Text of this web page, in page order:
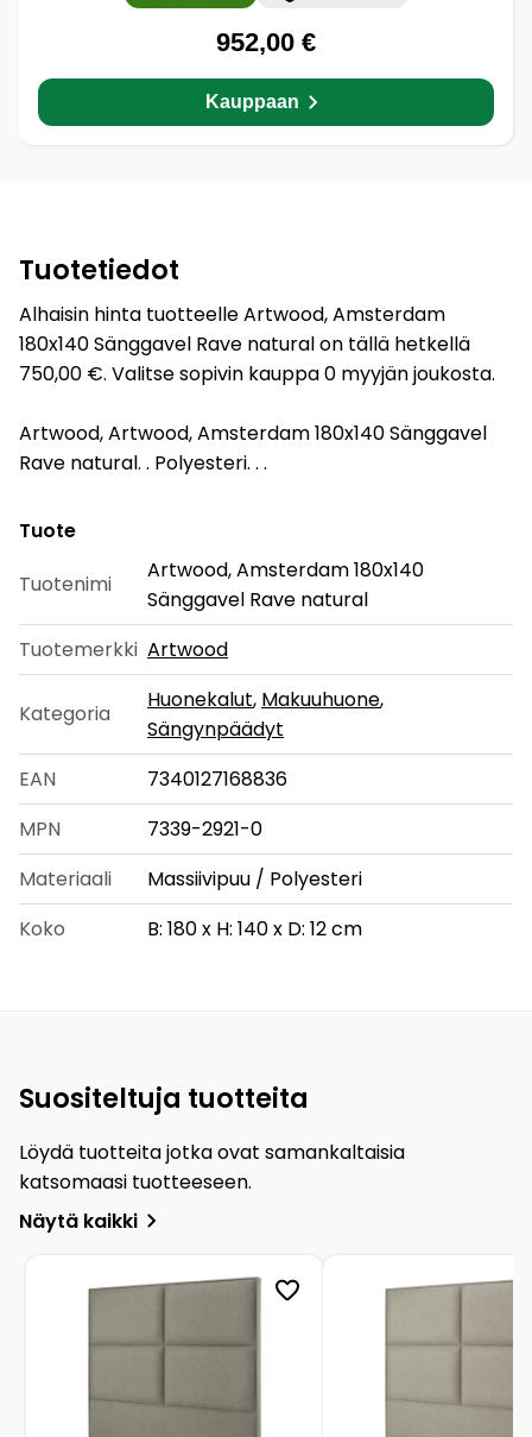
952,00 €
Kauppaan
Tuotetiedot
Alhaisin hinta tuotteelle Artwood, Amsterdam
180x140 Sänggavel Rave natural on tällä hetkellä
750,00 €. Valitse sopivin kauppa 0 myyjän joukosta.
Artwood, Artwood, Amsterdam 180x140 Sänggavel
Rave natural. . Polyesteri. . .
Tuote
Tuotenimi
Artwood, Amsterdam 180x140
Sänggavel Rave natural
Tuotemerkki Artwood
Kategoria
Huonekalut, Makuuhuone,
Sängynpäädyt
EAN
7340127168836
MPN
7339-2921-0
Materiaali
Massiivipuu / Polyesteri
Koko
B: 180 x H: 140 x D: 12 cm
Suositeltuja tuotteita
Löydä tuotteita jotka ovat samankaltaisia
katsomaasi tuotteeseen.
Näytä kaikki